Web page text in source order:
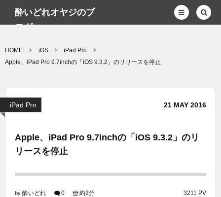
酔いどれオヤジのブ
ログwp
HOME iOS
iPad Pro
Apple、iPad Pro 9.7inchの「iOS 9.3.2」のリリースを停止
iPad Pro 21 MAY 2016
Apple、iPad Pro 9.7inchの「iOS 9.3.2」のリ
リースを停止
by 酔いどれ 0 3211 PV
約2分